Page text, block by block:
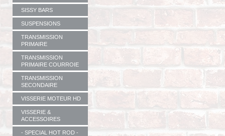
SISSY BARS
SUSPENSIONS
TRANSMISSION
PRIMAIRE
TRANSMISSION
PRIMAIRE COURROIE
TRANSMISSION
SECONDAIRE
VISSERIE MOTEUR HD
VISSERIE &
ACCESSOIRES
- SPECIAL HOT ROD -